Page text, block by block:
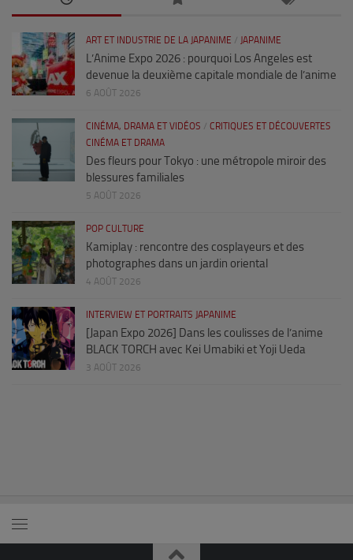
ART ET INDUSTRIE DE LA JAPANIME / JAPANIME
L’Anime Expo 2026 : pourquoi Los Angeles est
devenue la deuxième capitale mondiale de l’anime
6 AOÛT 2026
CINÉMA, DRAMA ET VIDÉOS / CRITIQUES ET DÉCOUVERTES
CINÉMA ET DRAMA
Des fleurs pour Tokyo : une métropole miroir des
blessures familiales
5 AOÛT 2026
POP CULTURE
Kamiplay : rencontre des cosplayeurs et des
photographes dans un jardin oriental
4 AOÛT 2026
INTERVIEW ET PORTRAITS JAPANIME
[Japan Expo 2026] Dans les coulisses de l’anime
BLACK TORCH avec Kei Umabiki et Yoji Ueda
3 AOÛT 2026